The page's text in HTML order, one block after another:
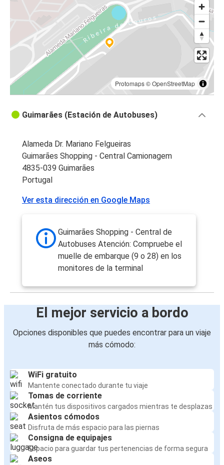
Guimarães
Coímbra
Coímbra
Guimarães
Vigo
Viseu
Guimarães
Lisboa (Aeropuerto)
Guimarães
Guimarães
Guimarães
Figueira da Foz
Figueira da Foz
Guimarães
París
Guimarães
Protomaps©OpenStreetMap
Guimarães (Estación de Autobuses)
Alameda Dr. Mariano Felgueiras
Guimarães Shopping - Central Camionagem
4835-039 Guimarães
Portugal
Ver esta dirección en Google Maps
Guimarães Shopping - Central de
Autobuses Atención: Compruebe el
muelle de embarque (9 o 28) en los
monitores de la terminal
El mejor servicio a bordo
Opciones disponibles que puedes encontrar para un viaje
más cómodo:
WiFi gratuito
Mantente conectado durante tu viaje
Tomas de corriente
Mantén tus dispositivos cargados mientras te desplazas
Asientos cómodos
Disfruta de más espacio para las piernas
Consigna de equipajes
Espacio para guardar tus pertenencias de forma segura
Aseos